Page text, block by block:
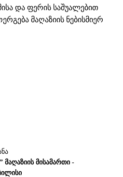
და ფერის საშუალებით
მაღაზიის ნებისმიერ
მისამართი -